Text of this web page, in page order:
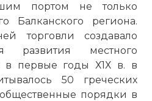
портом не только
Балканского региона.
торговли создавало
развития местного
в первые годы Х1Х в. в
50 греческих
порядки в